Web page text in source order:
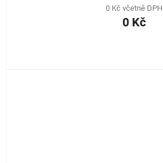
0 Kč včetně DPH
0 Kč